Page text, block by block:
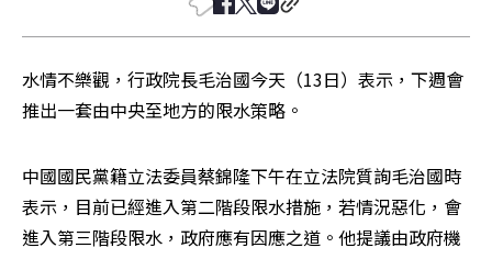
水情不樂觀，行政院長毛治國今天（13日）表示，下週會
推出一套由中央至地方的限水策略。
中國國民黨籍立法委員蔡錦隆下午在立法院質詢毛治國時
表示，目前已經進入第二階段限水措施，若情況惡化，會
進入第三階段限水，政府應有因應之道。他提議由政府機